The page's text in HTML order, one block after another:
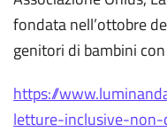
fondata nell’ottobre
genitori di bambini
https://
letture-inclusive-